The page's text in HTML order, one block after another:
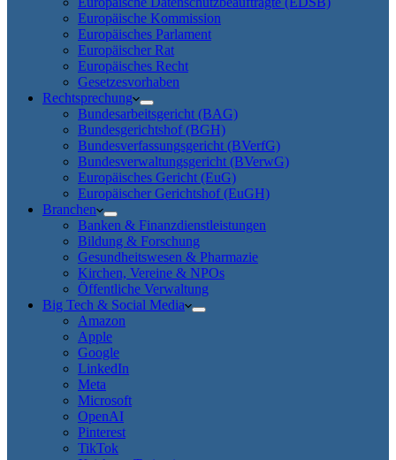
Europäische Kommission
Europäisches Parlament
Europäischer Rat
Europäisches Recht
Gesetzesvorhaben
Rechtsprechung
Bundesarbeitsgericht (BAG)
Bundesgerichtshof (BGH)
Bundesverfassungsgericht (BVerfG)
Bundesverwaltungsgericht (BVerwG)
Europäisches Gericht (EuG)
Europäischer Gerichtshof (EuGH)
Branchen
Banken & Finanzdienstleistungen
Bildung & Forschung
Gesundheitswesen & Pharmazie
Kirchen, Vereine & NPOs
Öffentliche Verwaltung
Big Tech & Social Media
Amazon
Apple
Google
LinkedIn
Meta
Microsoft
OpenAI
Pinterest
TikTok